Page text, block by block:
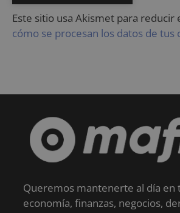
Este sitio usa Akismet para reducir
cómo se procesan los datos de tus
Queremos mantenerte al día en
economía, finanzas, negocios,